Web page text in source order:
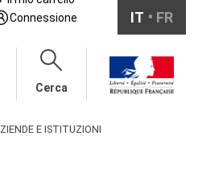
LOUIS
Connessione
IT FR
Cerca
E ISTITUZIONI